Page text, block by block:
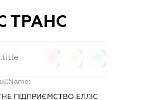
ТРАНС
ПІДПРИЄМСТВО ЕЛЛІС